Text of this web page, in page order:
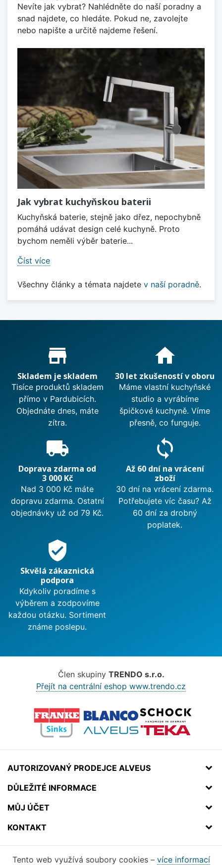
Nevíte jak vybrat? Nahlédněte do naší poradny a
snad najdete, co hledáte. Pokud ne, zavolejte
nebo napište a určitě najdeme řešení.
Jak vybrat kuchyňskou baterii
Kuchyňská baterie, stejně jako dřez, nepochybně
pomáhá udávat design celé kuchyně. Proto
bychom neměli výběr baterie...
Číst více
Všechny články a témata najdete v naší poradně.
Proč nakupovat u nás?
store_mall_directory
Skladem je skladem
Tisíce produktů skladem
přímo v Pardubicích.
Objednáte dnes, máte
zítra.
home
30 let zkušeností v oboru
Máme vlastní kuchyňské
studio a vyrábíme
špičkové kuchyně. Víme
přesně, co funguje.
local_shipping
Doprava zdarma od
3 000 Kč
Nad 3 000 Kč máte
dopravu zdarma. Ostatní
objednávky už od 79 Kč.
sync
Až 60 dní na vrácení
zboží
30 dní na vrácení zdarma.
Potřebujete víc času? Až
60 dní za drobný
poplatek.
verified_user
Skvělá zákaznická
podpora
Kdykoliv poradíme s
výběrem a zodpovíme
každou otázku. Sortiment
známe poslepu.
Člen skupiny TRENDO s.r.o.
Přejít na centrální eshop www.trendo.cz
AUTORIZOVANÝ PRODEJCE ALVEUS
DŮLEŽITÉ INFORMACE
MŮJ ÚČET
KONTAKT
Tento web využívá soubory cookies – více informací